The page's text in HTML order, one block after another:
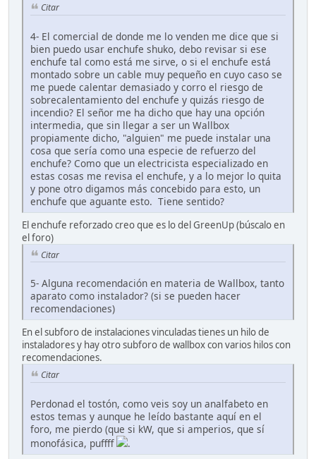
Citar
4- El comercial de donde me lo venden me dice que si
bien puedo usar enchufe shuko, debo revisar si ese
enchufe tal como está me sirve, o si el enchufe está
montado sobre un cable muy pequeño en cuyo caso se
me puede calentar demasiado y corro el riesgo de
sobrecalentamiento del enchufe y quizás riesgo de
incendio? El señor me ha dicho que hay una opción
intermedia, que sin llegar a ser un Wallbox
propiamente dicho, "alguien" me puede instalar una
cosa que sería como una especie de refuerzo del
enchufe? Como que un electricista especializado en
estas cosas me revisa el enchufe, y a lo mejor lo quita
y pone otro digamos más concebido para esto, un
enchufe que aguante esto. Tiene sentido?
El enchufe reforzado creo que es lo del GreenUp (búscalo en
el foro)
Citar
5- Alguna recomendación en materia de Wallbox, tanto
aparato como instalador? (si se pueden hacer
recomendaciones)
En el subforo de instalaciones vinculadas tienes un hilo de
instaladores y hay otro subforo de wallbox con varios hilos con
recomendaciones.
Citar
Perdonad el tostón, como veis soy un analfabeto en
estos temas y aunque he leído bastante aquí en el
foro, me pierdo (que si kW, que si amperios, que sí
monofásica, puffff
.